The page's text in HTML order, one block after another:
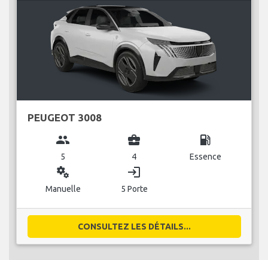
PEUGEOT 3008
group
5
business_center
4
local_gas_station
Essence
miscellaneous_services
Manuelle
login
5 Porte
CONSULTEZ LES DÉTAILS...